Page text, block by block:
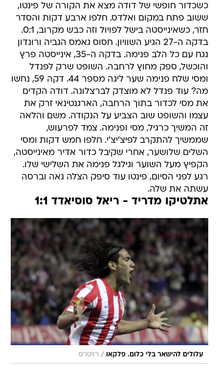
כשכדור חופשי של דודה מצא את הקורה של פינטו,
ששוב פתח במקום ואלדס. חלפו ארבע דקות והסדר
חזר, כשאינייסטה בישל לפויול וזה כבש מקרוב, 0:1.
בדקה ה-27 הגיע השוויון. חסוס גאמס הגביה ורונדון
נגח עם כל הלב פנימה. בדקה ה-35, אינייסטה פרץ
והוכשל, ספק מחוץ לרחבה. השופט שרק לפנדל
ומסי שלח פנימה שער ליגה מספר 44. דקה 59, נחשו
מה? עוד פנדל לא מוצדק לברצלונה. דודה הקדים
את מסי לכדור בתוך הרחבה, הארגנטינאי זרק את
עצמו והשופט שוב הצביע על הנקודה. משם והלאה
זה המשיך כרגיל, מסי ופנימה. צמד לפרעוש,
שממשיך להתקרב לפיצ'יצ'י. חלפו חמש דקות ומסי
השלים שלושער, אחרי שקיבל כדור אדיר מאינייסטה,
הקפיץ מעל השוער וגילגל פנימה את השלישי שלו.
רגע לפני הסיום, פינטו עוד סיפק הצלה נאה וברסה
עשתה את שלה.
אתלטיקו מדריד - ריאל סוסיאדד 1:1
עלולים להישאר בלי כלום. פלקאו / רויטרס